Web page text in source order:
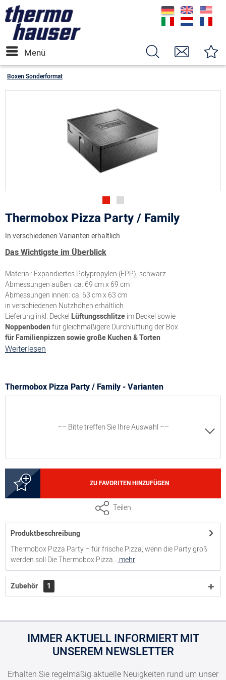
Menü
Boxen Sonderformat
Thermobox Pizza Party / Family
In verschiedenen Varianten erhältlich
Das Wichtigste im Überblick
Material: Expandiertes Polypropylen (EPP), schwarz
Abmessungen außen: ca. 69 cm x 69 cm
Abmessungen innen: ca. 63 cm x 63 cm
in verschiedenen Nutzhöhen erhältlich
Lieferung inkl. DeckelLüftungsschlitzeim Deckel sowie
Noppenbodenfür gleichmäßigere Durchlüftung der Box
für Familienpizzen sowie große Kuchen & Torten
Weiterlesen
Thermobox Pizza Party / Family - Varianten
–– Bitte treffen Sie Ihre Auswahl ––
Nutzhöhe 16,5 cm, Volumen 62 Liter
8300051116
Nutzhöhe 21 cm, Volumen 83 Liter
ZU FAVORITEN HINZUFÜGEN
Teilen
Produktbeschreibung
Thermobox Pizza Party – für frische Pizza, wenn die Party groß
werden soll Die Thermobox Pizza... mehr
Zubehör 1
IMMER AKTUELL INFORMIERT MIT
UNSEREM NEWSLETTER
Erhalten Sie regelmäßig aktuelle Neuigkeiten rund um unser